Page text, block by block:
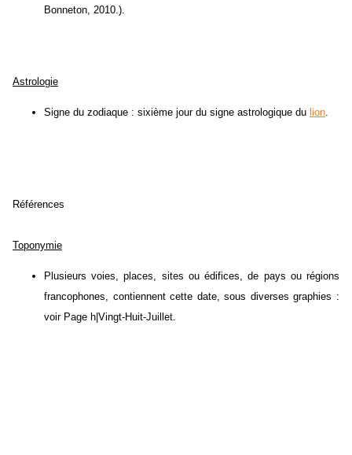
Bonneton, 2010.).
Astrologie
Signe du zodiaque : sixième jour du signe astrologique du lion.
Références
Toponymie
Plusieurs voies, places, sites ou édifices, de pays ou régions
francophones, contiennent cette date, sous diverses graphies :
voir Page h|Vingt-Huit-Juillet.